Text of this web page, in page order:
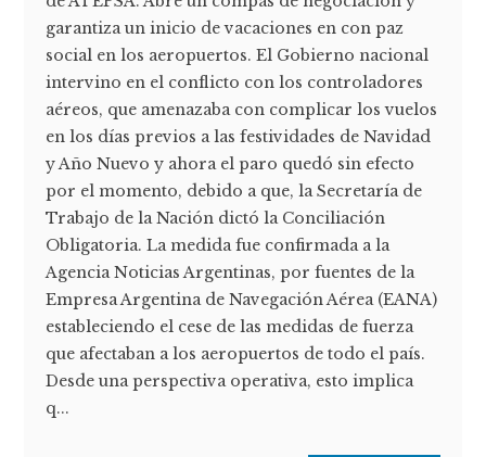
garantiza un inicio de vacaciones en con paz
social en los aeropuertos. El Gobierno nacional
intervino en el conflicto con los controladores
aéreos, que amenazaba con complicar los vuelos
en los días previos a las festividades de Navidad
y Año Nuevo y ahora el paro quedó sin efecto
por el momento, debido a que, la Secretaría de
Trabajo de la Nación dictó la Conciliación
Obligatoria. La medida fue confirmada a la
Agencia Noticias Argentinas, por fuentes de la
Empresa Argentina de Navegación Aérea (EANA)
estableciendo el cese de las medidas de fuerza
que afectaban a los aeropuertos de todo el país.
Desde una perspectiva operativa, esto implica
q...